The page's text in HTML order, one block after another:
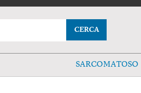
CERCA
SARCOMATOSO